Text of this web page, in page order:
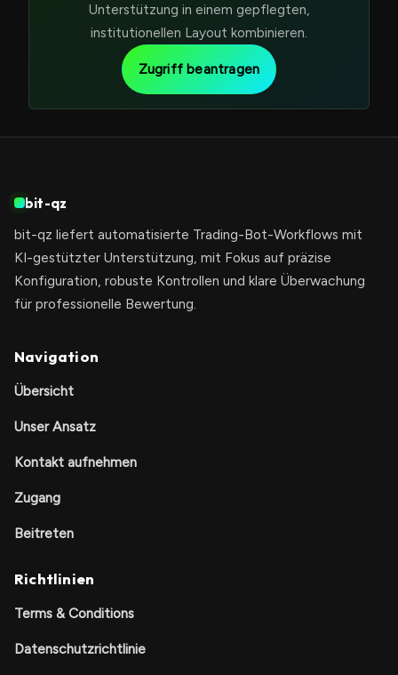
Unterstützung in einem gepflegten,
institutionellen Layout kombinieren.
Zugriff beantragen
bit-qz
bit-qz liefert automatisierte Trading-Bot-Workflows mit
KI-gestützter Unterstützung, mit Fokus auf präzise
Konfiguration, robuste Kontrollen und klare Überwachung
für professionelle Bewertung.
Navigation
Übersicht
Unser Ansatz
Kontakt aufnehmen
Zugang
Beitreten
Richtlinien
Terms & Conditions
Datenschutzrichtlinie